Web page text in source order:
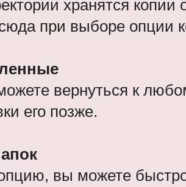
хранятся
при выборе опции
вернуться к
его позже.
вы можете